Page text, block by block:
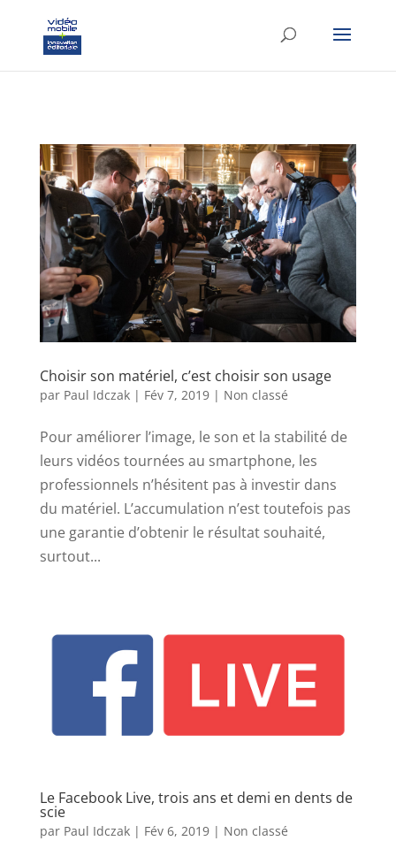
Choisir son matériel, c’est choisir son usage
par Paul Idczak| Fév 7, 2019| Non classé
Pour améliorer l’image, le son et la stabilité de
leurs vidéos tournées au smartphone, les
professionnels n’hésitent pas à investir dans
du matériel. L’accumulation n’est toutefois pas
une garantie d’obtenir le résultat souhaité,
surtout...
Le Facebook Live, trois ans et demi en dents de
scie
par Paul Idczak| Fév 6, 2019| Non classé